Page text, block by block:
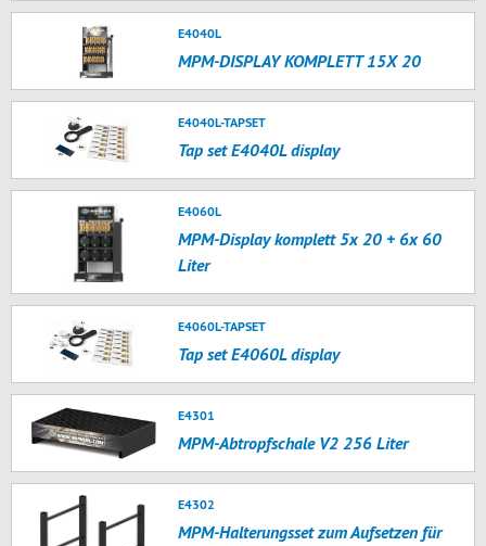
E4040L
MPM-DISPLAY KOMPLETT 15X 20
E4040L-TAPSET
Tap set E4040L display
E4060L
MPM-Display komplett 5x 20 + 6x 60
Liter
E4060L-TAPSET
Tap set E4060L display
E4301
MPM-Abtropfschale V2 256 Liter
E4302
MPM-Halterungsset zum Aufsetzen für